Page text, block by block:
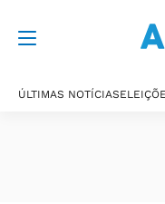
ÚLTIMAS NOTÍCIAS